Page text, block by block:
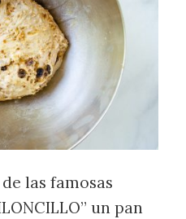
las famosas
un pan